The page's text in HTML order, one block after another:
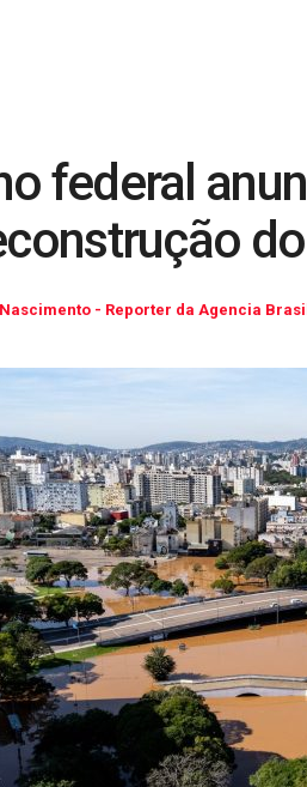
federal
- Reporter da Agencia